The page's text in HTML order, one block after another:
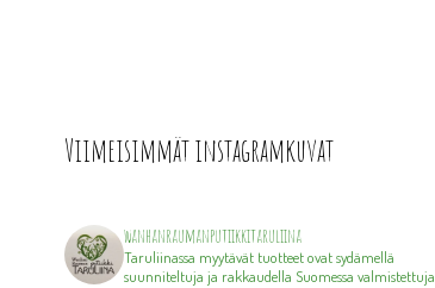
Viimeisimmät instagramkuvat
wanhanraumanputiikkitaruliina
Taruliinassa myytävät tuotteet ovat sydämellä
suunniteltuja ja rakkaudella Suomessa valmistettuja.